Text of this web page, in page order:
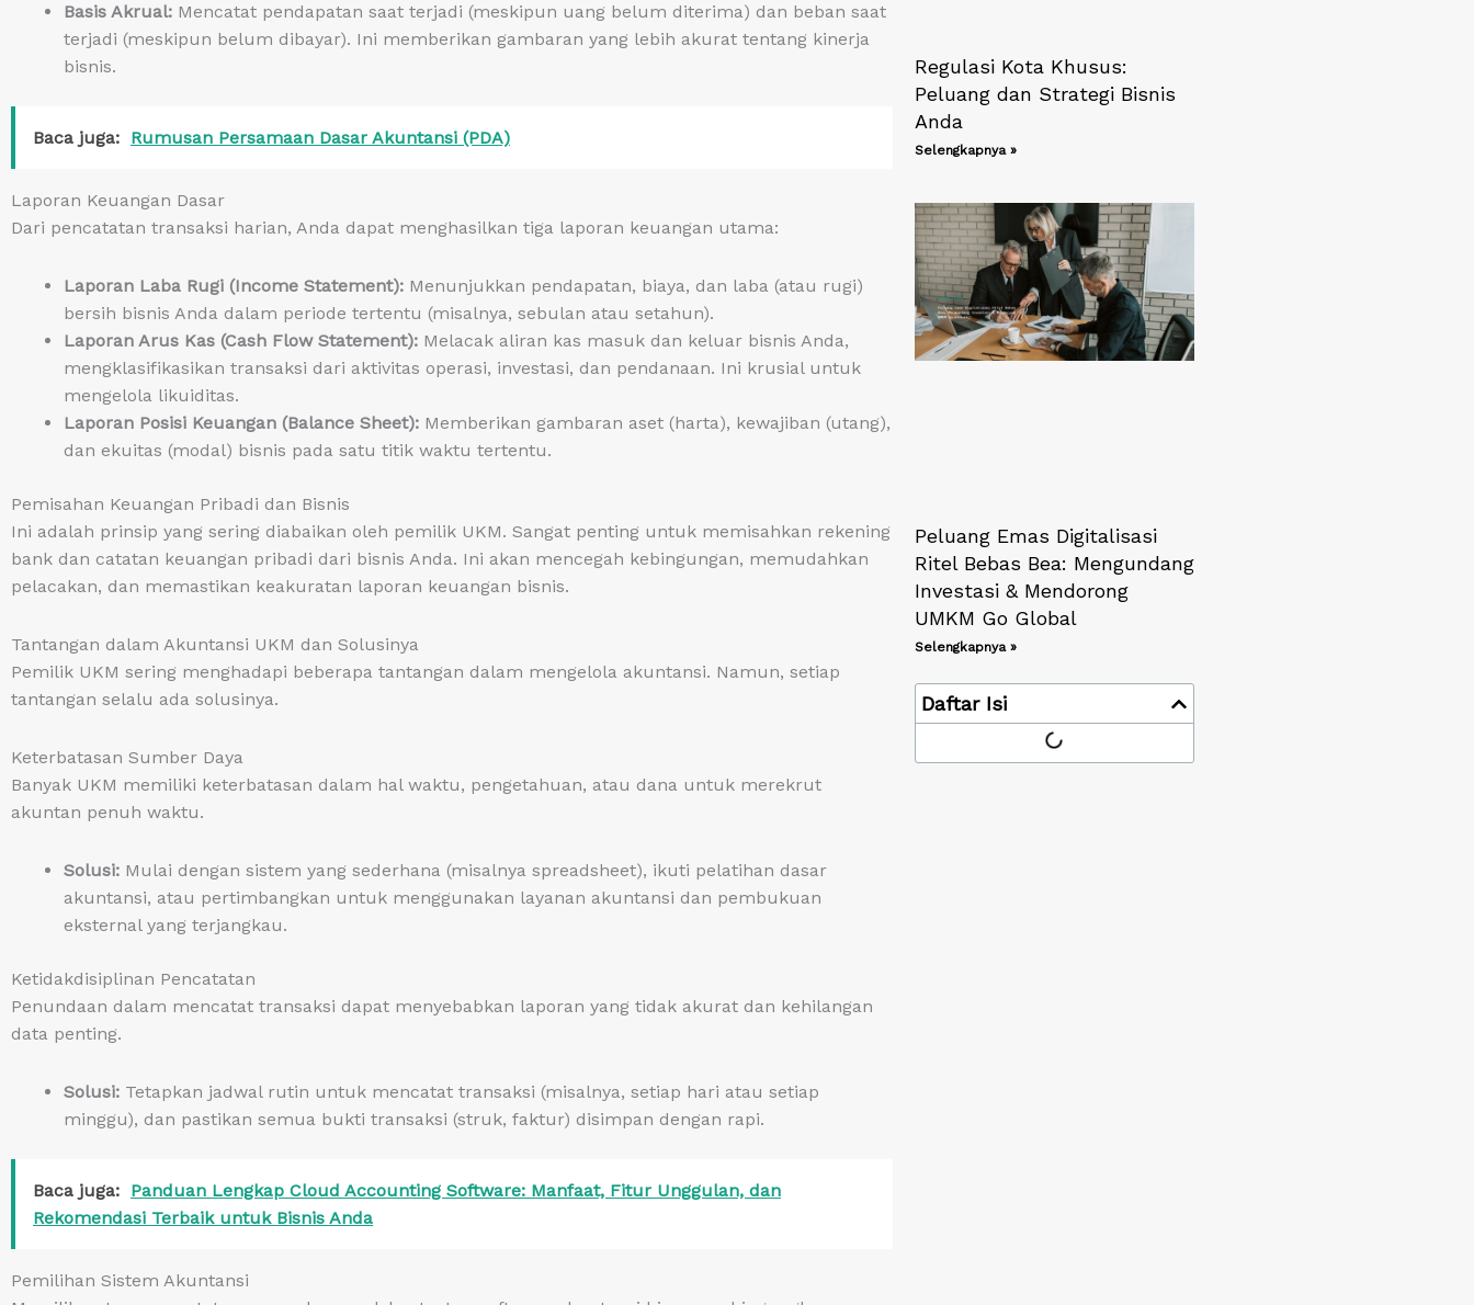
Basis Akrual: Mencatat pendapatan saat terjadi (meskipun uang belum diterima) dan beban saat
terjadi (meskipun belum dibayar). Ini memberikan gambaran yang lebih akurat tentang kinerja
bisnis.
Baca juga: Rumusan Persamaan Dasar Akuntansi (PDA)
Laporan Keuangan Dasar
Dari pencatatan transaksi harian, Anda dapat menghasilkan tiga laporan keuangan utama:
Laporan Laba Rugi (Income Statement): Menunjukkan pendapatan, biaya, dan laba (atau rugi)
bersih bisnis Anda dalam periode tertentu (misalnya, sebulan atau setahun).
Laporan Arus Kas (Cash Flow Statement): Melacak aliran kas masuk dan keluar bisnis Anda,
mengklasifikasikan transaksi dari aktivitas operasi, investasi, dan pendanaan. Ini krusial untuk
mengelola likuiditas.
Laporan Posisi Keuangan (Balance Sheet): Memberikan gambaran aset (harta), kewajiban (utang),
dan ekuitas (modal) bisnis pada satu titik waktu tertentu.
Pemisahan Keuangan Pribadi dan Bisnis
Ini adalah prinsip yang sering diabaikan oleh pemilik UKM. Sangat penting untuk memisahkan rekening
bank dan catatan keuangan pribadi dari bisnis Anda. Ini akan mencegah kebingungan, memudahkan
pelacakan, dan memastikan keakuratan laporan keuangan bisnis.
Tantangan dalam Akuntansi UKM dan Solusinya
Pemilik UKM sering menghadapi beberapa tantangan dalam mengelola akuntansi. Namun, setiap
tantangan selalu ada solusinya.
Keterbatasan Sumber Daya
Banyak UKM memiliki keterbatasan dalam hal waktu, pengetahuan, atau dana untuk merekrut
akuntan penuh waktu.
Solusi: Mulai dengan sistem yang sederhana (misalnya spreadsheet), ikuti pelatihan dasar
akuntansi, atau pertimbangkan untuk menggunakan layanan akuntansi dan pembukuan
eksternal yang terjangkau.
Ketidakdisiplinan Pencatatan
Penundaan dalam mencatat transaksi dapat menyebabkan laporan yang tidak akurat dan kehilangan
data penting.
Solusi: Tetapkan jadwal rutin untuk mencatat transaksi (misalnya, setiap hari atau setiap
minggu), dan pastikan semua bukti transaksi (struk, faktur) disimpan dengan rapi.
Baca juga: Panduan Lengkap Cloud Accounting Software: Manfaat, Fitur Unggulan, dan
Rekomendasi Terbaik untuk Bisnis Anda
Pemilihan Sistem Akuntansi
Regulasi Kota Khusus:
Peluang dan Strategi Bisnis
Anda
Selengkapnya »
Peluang Emas Digitalisasi
Ritel Bebas Bea: Mengundang
Investasi & Mendorong
UMKM Go Global
Selengkapnya »
Daftar Isi